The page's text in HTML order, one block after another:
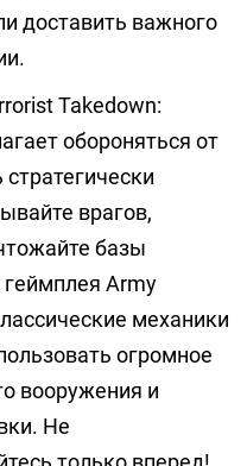
доставить важного
Takedown:
обороняться от
врагов,
базы
геймплея Army
механики
огромное
вооружения и
Не